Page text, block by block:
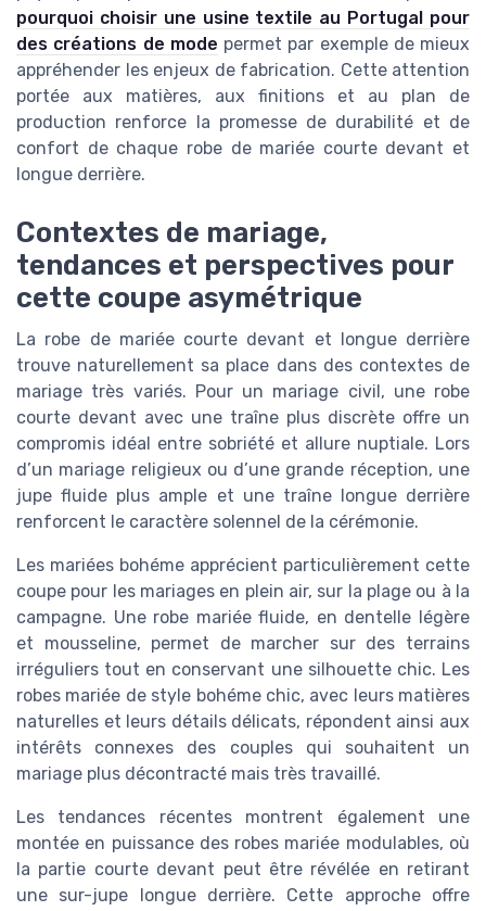
pourquoi choisir une usine textile au Portugal pour
des créations de mode permet par exemple de mieux
appréhender les enjeux de fabrication. Cette attention
portée aux matières, aux finitions et au plan de
production renforce la promesse de durabilité et de
confort de chaque robe de mariée courte devant et
longue derrière.
Contextes de mariage,
tendances et perspectives pour
cette coupe asymétrique
La robe de mariée courte devant et longue derrière
trouve naturellement sa place dans des contextes de
mariage très variés. Pour un mariage civil, une robe
courte devant avec une traîne plus discrète offre un
compromis idéal entre sobriété et allure nuptiale. Lors
d’un mariage religieux ou d’une grande réception, une
jupe fluide plus ample et une traîne longue derrière
renforcent le caractère solennel de la cérémonie.
Les mariées bohéme apprécient particulièrement cette
coupe pour les mariages en plein air, sur la plage ou à la
campagne. Une robe mariée fluide, en dentelle légère
et mousseline, permet de marcher sur des terrains
irréguliers tout en conservant une silhouette chic. Les
robes mariée de style bohéme chic, avec leurs matières
naturelles et leurs détails délicats, répondent ainsi aux
intérêts connexes des couples qui souhaitent un
mariage plus décontracté mais très travaillé.
Les tendances récentes montrent également une
montée en puissance des robes mariée modulables, où
la partie courte devant peut être révélée en retirant
une sur-jupe longue derrière. Cette approche offre